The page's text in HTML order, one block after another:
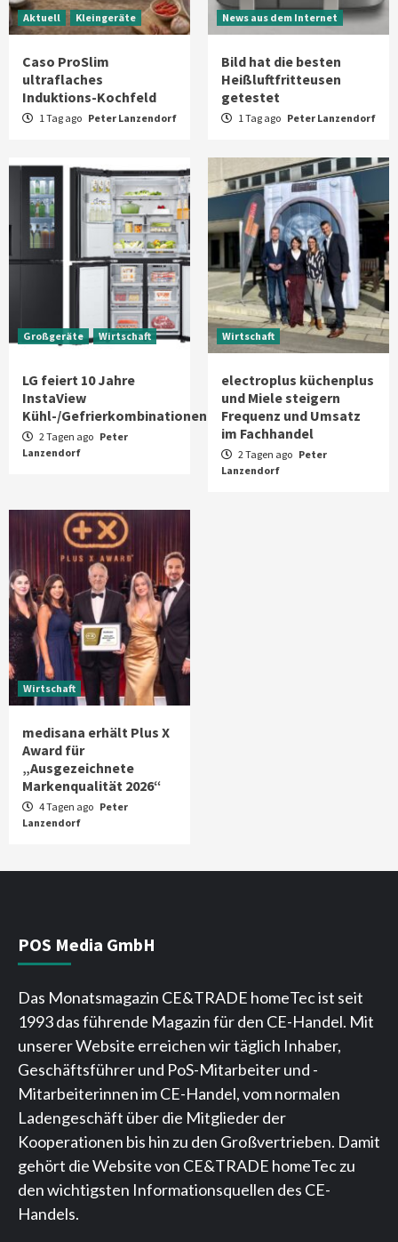
Aktuell Kleingeräte
Caso ProSlim
ultraflaches
Induktions-Kochfeld
1 Tag ago Peter Lanzendorf
News aus dem Internet
Bild hat die besten
Heißluftfritteusen
getestet
1 Tag ago Peter Lanzendorf
Großgeräte Wirtschaft
LG feiert 10 Jahre
InstaView
Kühl-/Gefrierkombinationen
2 Tagen ago Peter
Lanzendorf
Wirtschaft
electroplus küchenplus
und Miele steigern
Frequenz und Umsatz
im Fachhandel
2 Tagen ago Peter
Lanzendorf
Wirtschaft
medisana erhält Plus X
Award für
„Ausgezeichnete
Markenqualität 2026“
4 Tagen ago Peter
Lanzendorf
POS Media GmbH
Das Monatsmagazin CE&TRADE homeTec ist seit
1993 das führende Magazin für den CE-Handel. Mit
unserer Website erreichen wir täglich Inhaber,
Geschäftsführer und PoS-Mitarbeiter und -
Mitarbeiterinnen im CE-Handel, vom normalen
Ladengeschäft über die Mitglieder der
Kooperationen bis hin zu den Großvertrieben. Damit
gehört die Website von CE&TRADE homeTec zu
den wichtigsten Informationsquellen des CE-
Handels.